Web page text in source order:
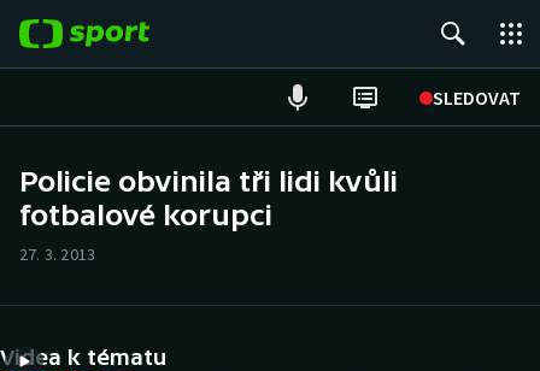
SLEDOVAT
Hokej
Policie obvinila tři lidi kvůli
fotbalové korupci
27. 3. 2013
Videa k tématu